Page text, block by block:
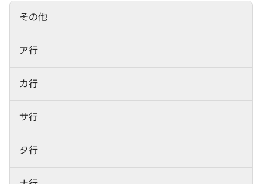
その他
ア行
カ行
サ行
タ行